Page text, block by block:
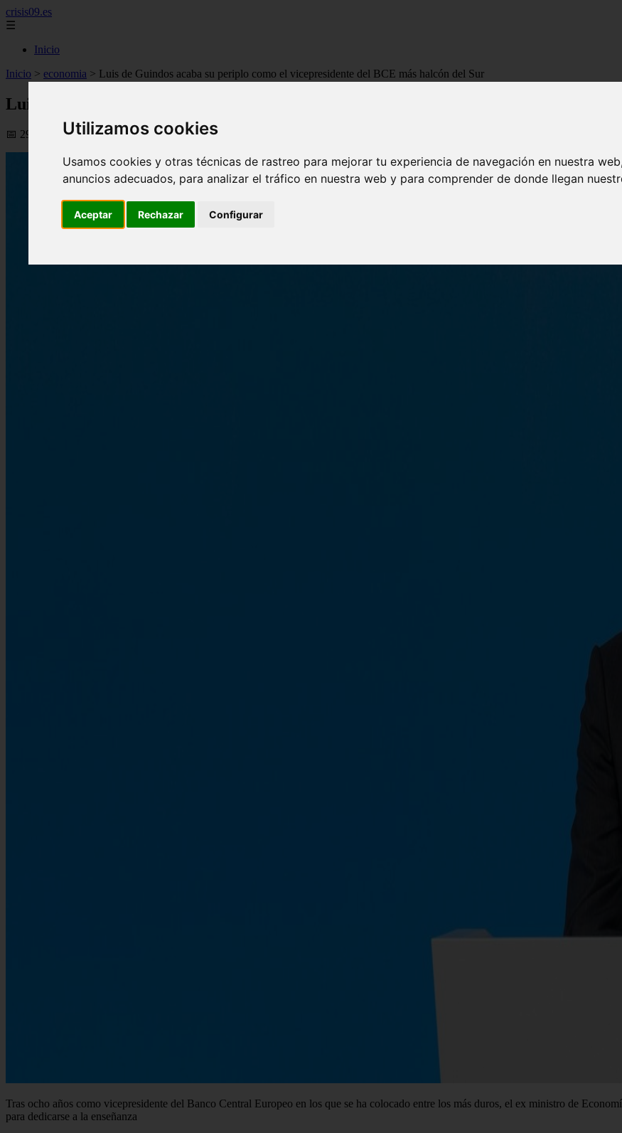
Utilizamos cookies
Usamos cookies y otras técnicas de rastreo para mejorar tu experiencia de navegación en nuestra
anuncios adecuados, para analizar el tráfico en nuestra web y para comprender de donde llegan
Aceptar Rechazar Configurar
crisis09.es
☰
Inicio
Inicio > economia > Luis de Guindos acaba su periplo como el vicepresidente del BCE más halcón del Sur
Luis de Guindos acaba su periplo como el vicepresidente del BCE más halcón del Sur
📅 29/05/2026
Tras ocho años como vicepresidente del Banco Central Europeo en los que se ha colocado entre los más duros, el ex ministro de
para dedicarse a la enseñanza